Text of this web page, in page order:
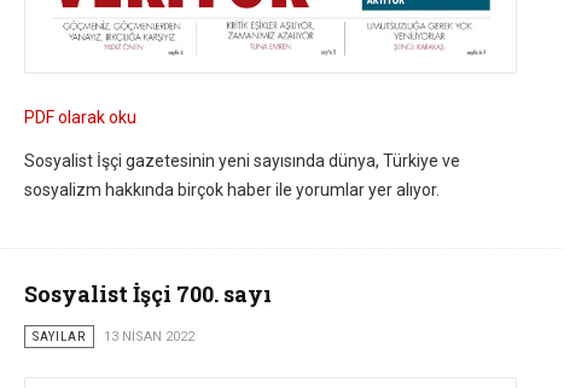
PDF olarak oku
Sosyalist İşçi gazetesinin yeni sayısında dünya, Türkiye ve
sosyalizm hakkında birçok haber ile yorumlar yer alıyor.
Sosyalist İşçi 700. sayı
SAYILAR 13 NISAN 2022